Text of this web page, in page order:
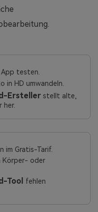
App testen.
in HD umwandeln.
Ersteller stellt alte,
her.
im Gratis-Tarif.
Körper- oder
Tool
fehlen